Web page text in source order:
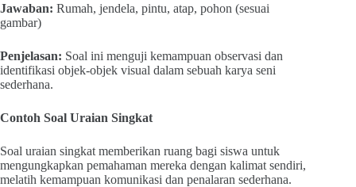
Jawaban: Rumah, jendela, pintu, atap, pohon (sesuai
gambar)
Penjelasan: Soal ini menguji kemampuan observasi dan
identifikasi objek-objek visual dalam sebuah karya seni
sederhana.
Contoh Soal Uraian Singkat
Soal uraian singkat memberikan ruang bagi siswa untuk
mengungkapkan pemahaman mereka dengan kalimat sendiri,
melatih kemampuan komunikasi dan penalaran sederhana.